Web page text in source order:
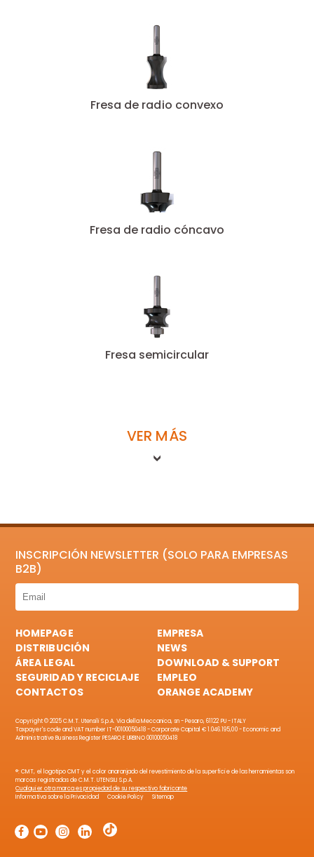
Fresa de radio convexo
Fresa de radio cóncavo
Fresa semicircular
VER MÁS
INSCRIPCIÓN NEWSLETTER (SOLO PARA EMPRESAS
B2B)
HOMEPAGE
EMPRESA
DISTRIBUCIÓN
NEWS
ÁREA LEGAL
DOWNLOAD & SUPPORT
SEGURIDAD Y RECICLAJE
EMPLEO
CONTACTOS
ORANGE ACADEMY
Copyright © 2025 C.M.T. Utensili S.p.A. Via della Meccanica, sn - Pesaro, 61122 PU - ITALY
Taxpayer's code and VAT number IT-00100050418 - Corporate Capital € 1.046.195,00 - Economic and
Administrative Business Register PESARO E URBINO 00100050418
®: CMT, el logotipo CMT y el color anaranjado del revestimiento de la superficie de las herramientas son
marcas registradas de C.M.T. UTENSILI S.p.A.
Cualquier otra marca es propiedad de su respectivo fabricante
Informativa sobre la Privacidad
Cookie Policy Sitemap